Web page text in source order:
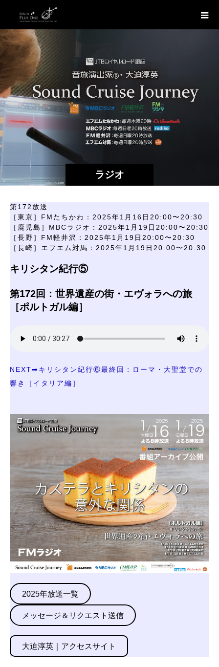
ラジオ
第172放送
［東京］FMたちかわ：2025年1月16日20:00〜20:30
［鹿児島］MBCラジオ：2025年1月19日20:00〜20:30
［長野］FM軽井沢：2025年1月19日20:00〜20:30
［長崎］エフエム対馬：2025年1月19日20:00〜20:30
キリシタン紀行⑤
第172回：世界遺産の街・エヴォラへの旅
［ポルトガル編］
NEXT➡キリシタン紀行⑥最終回：ローマ・大聖堂での
響き［イタリア編］
2025年放送一覧
メッセージ＆リクエスト送信
大迫淳英｜アクセスサイト